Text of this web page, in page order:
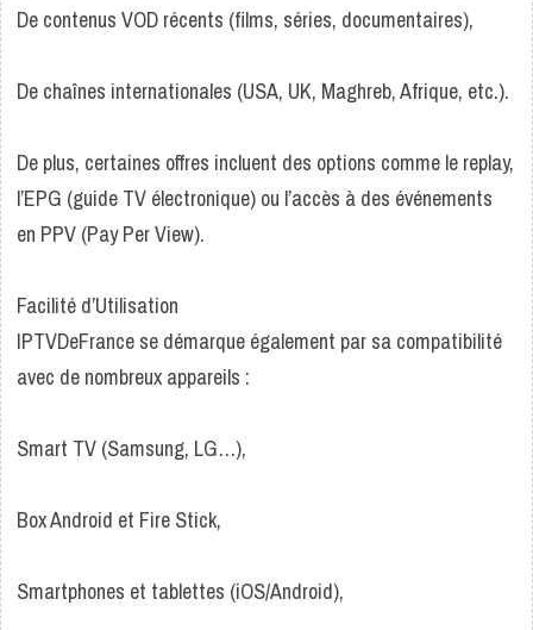
De contenus VOD récents (films, séries, documentaires),
De chaînes internationales (USA, UK, Maghreb, Afrique, etc.).
De plus, certaines offres incluent des options comme le replay,
l’EPG (guide TV électronique) ou l’accès à des événements
en PPV (Pay Per View).
Facilité d’Utilisation
IPTVDeFrance se démarque également par sa compatibilité
avec de nombreux appareils :
Smart TV (Samsung, LG…),
Box Android et Fire Stick,
Smartphones et tablettes (iOS/Android),